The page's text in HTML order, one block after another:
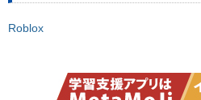
Roblox